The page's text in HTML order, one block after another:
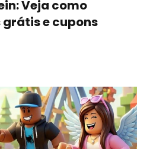
Veja como
e cupons